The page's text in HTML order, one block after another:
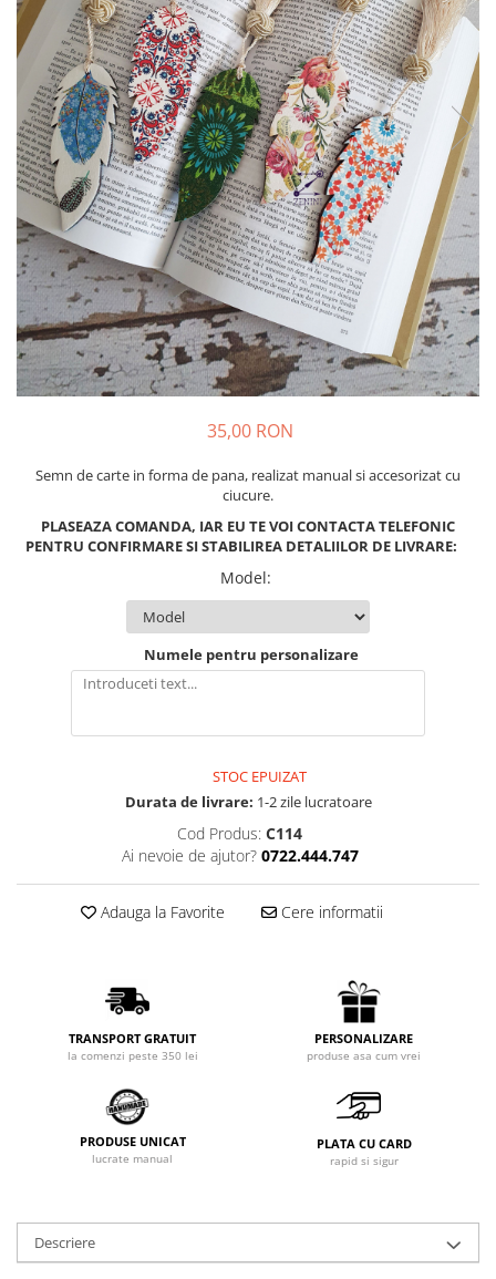
35,00 RON
Semn de carte in forma de pana, realizat manual si accesorizat cu
ciucure.
PLASEAZA COMANDA, IAR EU TE VOI CONTACTA TELEFONIC
PENTRU CONFIRMARE SI STABILIREA DETALIILOR DE LIVRARE:
Model:
Numele pentru personalizare
STOC EPUIZAT
Durata de livrare: 1-2 zile lucratoare
Cod Produs: C114
Ai nevoie de ajutor? 0722.444.747
Adauga la Favorite Cere informatii
TRANSPORT GRATUIT
la comenzi peste 350 lei
PERSONALIZARE
produse asa cum vrei
PRODUSE UNICAT
lucrate manual
PLATA CU CARD
rapid si sigur
Descriere